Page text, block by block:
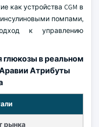
как устройства CGM в
помпами,
к управлению
глюкозы в реальном
Атрибуты
рынка